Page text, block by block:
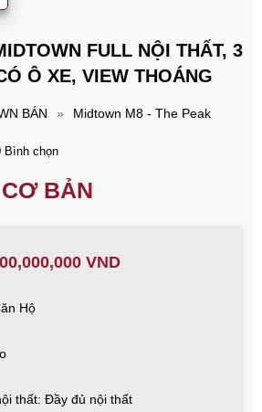
FULL NỘI THẤT, 3
Ô XE, VIEW THOÁNG
BÁN » Midtown M8 - The Peak
Bình chọn
BẢN
VND
Hộ
thất: Đầy đủ nội thất